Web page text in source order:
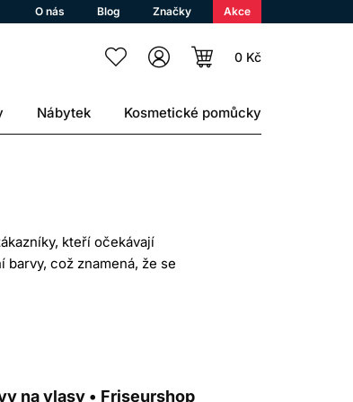
O nás Blog Značky Akce
0 Kč
Nábytek Kosmetické pomůcky
kteří očekávají
což znamená, že se
tomu nabízí delší výdrž než
Při správném výběru
na vlasy • Friseurshop